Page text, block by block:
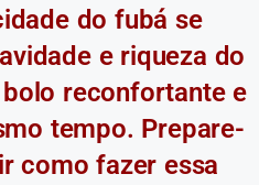
do fubá se
e riqueza do
reconfortante e
tempo. Prepare-
como fazer essa